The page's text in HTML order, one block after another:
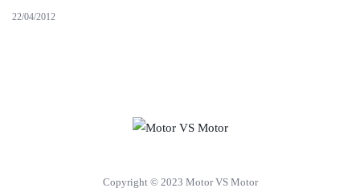
22/04/2012
Copyright © 2023 Motor VS Motor